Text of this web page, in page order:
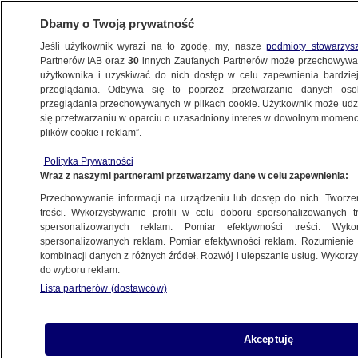
KRAKÓW
w zaparkowanego tira i wpadł do rowu
16.05.2023, 14:45
Udostępnij
Dbamy o Twoją prywatność
Jeśli użytkownik wyrazi na to zgodę, my, naszepodmioty
Partnerów IAB oraz30 innych Zaufanych Partnerów może
użytkownika i uzyskiwać do nich dostęp w celu zapewnienia
przeglądania. Odbywa się to poprzez przetwarzanie danych
przeglądania przechowywanych w plikach cookie. Użytkownik może
się przetwarzaniu w oparciu o uzasadniony interes w dowolnym
plików cookie i reklam”.
Polityka Prywatności
Wraz z naszymi partnerami przetwarzamy dane w celu zapewnienia:
Przechowywanie informacji na urządzeniu lub dostęp do nich.
treści. Wykorzystywanie profili w celu doboru spersonalizowanych
spersonalizowanych reklam. Pomiar efektywności treści.
spersonalizowanych reklam. Pomiar efektywności reklam.
kombinacji danych z różnych źródeł. Rozwój i ulepszanie usług.
do wyboru reklam.
Lista partnerów (dostawców)
Akceptuję